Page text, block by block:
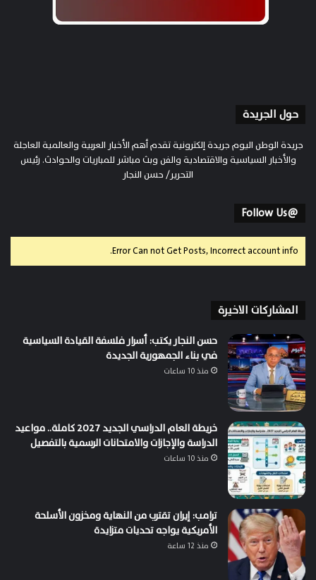
حول الجريدة
جريدة الوطن اليوم جريدة إلكترونية تقدم أهم الأخبار العربية والعالمية العاجلة
والأخبار السياسية والاقتصادية والفن وبث مباشر للمباريات والحوادث. رئيس
التحرير/ حسن النجار
@Follow Us
Error Can not Get Posts, Incorrect account info.
المشاركات الاخيرة
حسن النجار يكتب: أسرار فلسفة القيادة السياسية
في بناء الجمهورية الجديدة
منذ 10 ساعات
خريطة العام الدراسي الجديد 2027 كاملة.. مواعيد
الدراسة والإجازات والامتحانات الرسمية بالتفصيل
منذ 10 ساعات
ترامب: إيران تقترب من النهاية ومخزون الأسلحة
الأمريكية يواجه تحديات متزايدة
منذ 12 ساعة